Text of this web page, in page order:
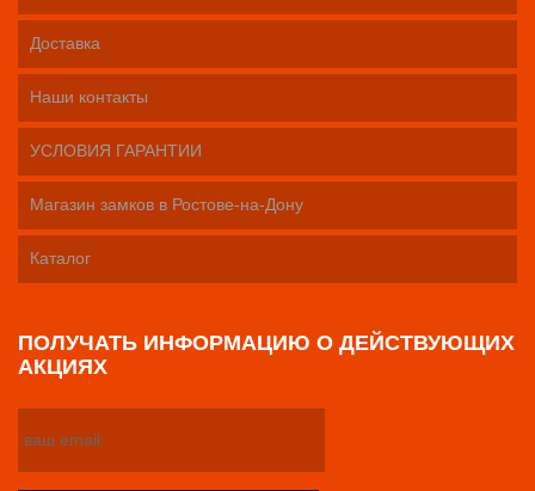
Доставка
Наши контакты
УСЛОВИЯ ГАРАНТИИ
Магазин замков в Ростове-на-Дону
Каталог
ПОЛУЧАТЬ ИНФОРМАЦИЮ О ДЕЙСТВУЮЩИХ
АКЦИЯХ